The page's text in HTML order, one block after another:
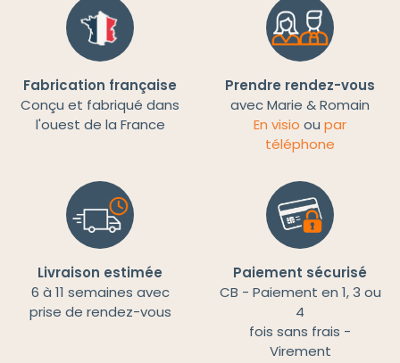
Fabrication française
Conçu et fabriqué dans
l'ouest de la France
Prendre rendez-vous
avec Marie & Romain
En visio ou par
téléphone
Livraison estimée
6 à 11 semaines avec
prise de rendez-vous
Paiement sécurisé
CB - Paiement en 1, 3 ou
4
fois sans frais -
Virement